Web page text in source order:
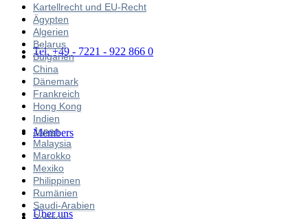
Tel. +49 - 7221 - 922 866 0
Members
Über uns
Kartellrecht und EU-Recht
Ägypten
Algerien
Belarus
Bulgarien
China
Dänemark
Frankreich
Hong Kong
Indien
Japan
Malaysia
Marokko
Mexiko
Philippinen
Rumänien
Saudi-Arabien